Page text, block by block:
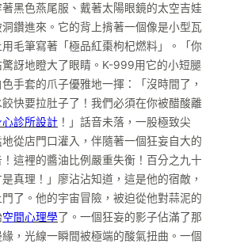
黑色燕尾服、戴著太陽眼鏡的太空吉娃
鑽進來。它的背上揹著一個像是小型瓦
毛筆寫著「極品紅棗枸杞燃料」。「你
訝地瞪大了眼睛。K-999用它的小短腿
手套的爪子優雅地一揮：「沒時間了，
快要拉肚子了！我們必須在你被醋酸離
心診所設計 ！」話音未落，一股極致尖
從店門口灌入，伴隨著一個狂妄自大的
這裡的醬油比例嚴重失衡！百分之九十
真理！」廖沾沾知道，這是他的宿敵，
了。他的宇宙冒險，被迫從他對蒜泥的
空間心理學了。一個狂妄的影子佔滿了那
，光線一瞬間被極端的酸氣扭曲。一個